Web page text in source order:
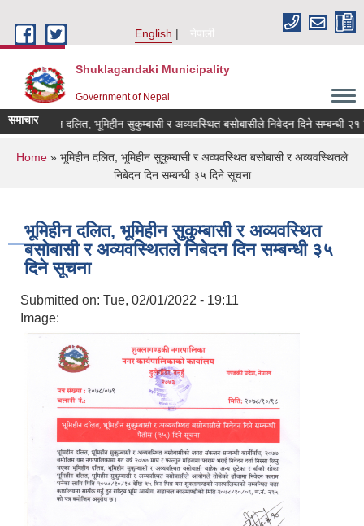
English
नेपाली
Shuklagandaki Municipality
Government of Nepal
समाचार
भूमिहीन दलित, भूमिहीन सुकुम्बासी र अव्यवस्थित बसोबासीले निवेदन दिने सम्बन्धी २१
You are here
Home » भूमिहीन दलित, भूमिहीन सुकुम्बासी र अव्यवस्थित बसोबासी र अव्यवस्थितले
निबेदन दिन सम्बन्धी ३५ दिने सूचना
भूमिहीन दलित, भूमिहीन सुकुम्बासी र अव्यवस्थित
बसोबासी र अव्यवस्थितले निबेदन दिन सम्बन्धी ३५
दिने सूचना
Submitted on: Tue, 02/01/2022 - 19:11
Image: